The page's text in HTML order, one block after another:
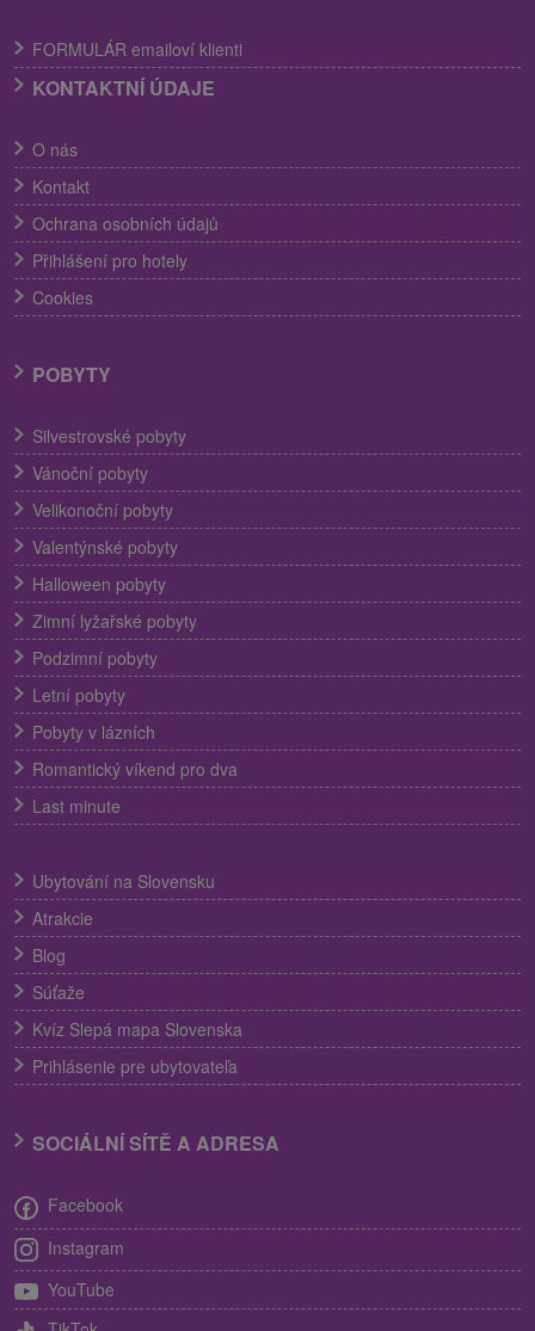
FORMULÁR emailoví klienti
KONTAKTNÍ ÚDAJE
O nás
Kontakt
Ochrana osobních údajů
Přihlášení pro hotely
Cookies
POBYTY
Silvestrovské pobyty
Vánoční pobyty
Velikonoční pobyty
Valentýnské pobyty
Halloween pobyty
Zimní lyžařské pobyty
Podzimní pobyty
Letní pobyty
Pobyty v lázních
Romantický víkend pro dva
Last minute
Ubytování na Slovensku
Atrakcie
Blog
Súťaže
Kvíz Slepá mapa Slovenska
Prihlásenie pre ubytovateľa
SOCIÁLNÍ SÍTĚ A ADRESA
Facebook
Instagram
YouTube